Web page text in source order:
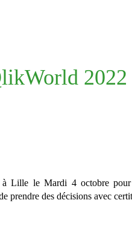
Lille le Mardi 4 octobre
prendre des décisions avec